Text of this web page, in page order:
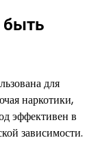
быть
для
наркотики,
эффективен в
зависимости.